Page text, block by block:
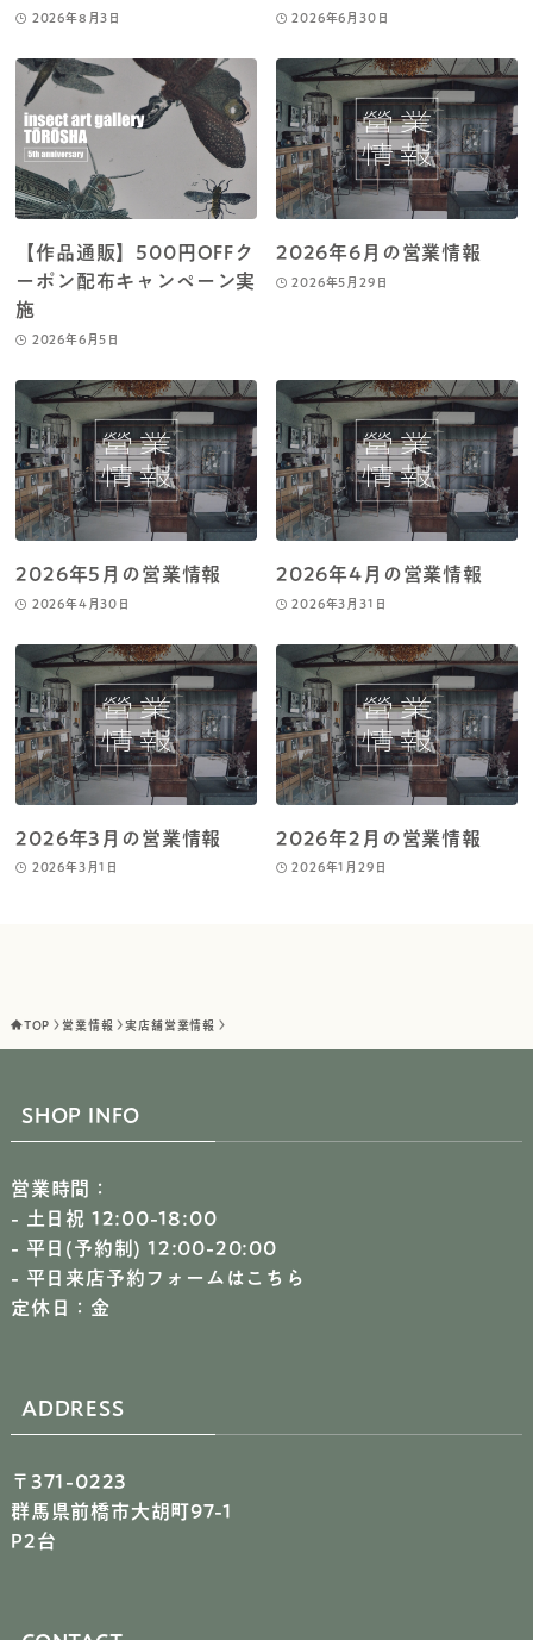
2026年8月3日 2026年6月30日
【作品通販】500円OFFク
ーポン配布キャンペーン実
施
2026年6月5日
2026年6月の営業情報
2026年5月29日
2026年5月の営業情報
2026年4月30日
2026年4月の営業情報
2026年3月31日
2026年3月の営業情報
2026年3月1日
2026年2月の営業情報
2026年1月29日
TOP 営業情報 実店舗営業情報
SHOP INFO
営業時間：
- 土日祝 12:00-18:00
- 平日(予約制) 12:00-20:00
- 平日来店予約フォームはこちら
定休日：金
ADDRESS
〒371-0223
群馬県前橋市大胡町97-1
P2台